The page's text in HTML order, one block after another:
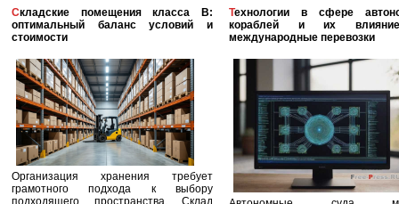
Складские помещения класса B:
оптимальный баланс условий и
стоимости
Организация хранения требует
грамотного подхода к выбору
подходящего пространства. Склад
Технологии в сфере автономных
кораблей и их
международные перевозки